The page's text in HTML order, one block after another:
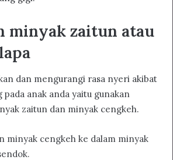
minyak zaitun atau
dan mengurangi rasa nyeri akibat
anak anda yaitu gunakan
zaitun dan minyak cengkeh.
minyak cengkeh ke dalam minyak